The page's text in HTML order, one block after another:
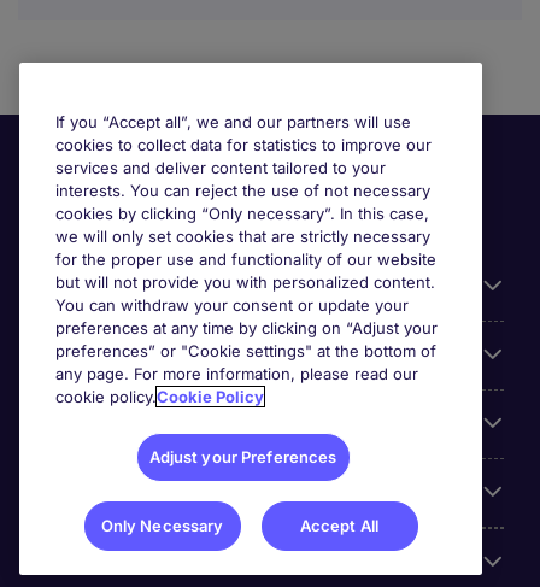
Useful information
Prix
If you “Accept all”, we and our partners will use
cookies to collect data for statistics to improve our
services and deliver content tailored to your
interests. You can reject the use of not necessary
cookies by clicking “Only necessary”. In this case,
we will only set cookies that are strictly necessary
for the proper use and functionality of our website
but will not provide you with personalized content.
You can withdraw your consent or update your
preferences at any time by clicking on “Adjust your
preferences” or "Cookie settings" at the bottom of
any page. For more information, please read our
cookie policy.Cookie Policy
Adjust your Preferences
Only Necessary Accept All